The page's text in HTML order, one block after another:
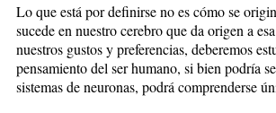
Lo que está por definirse no es cómo se
sucede en nuestro cerebro que da origen a
nuestros gustos y preferencias, deberemos
pensamiento del ser humano, si bien podría
sistemas de neuronas, podrá comprenderse